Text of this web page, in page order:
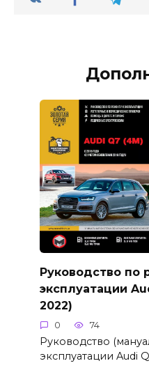
Руководство по
эксплуатации
2022)
0 74
Руководство
эксплуатации Audi